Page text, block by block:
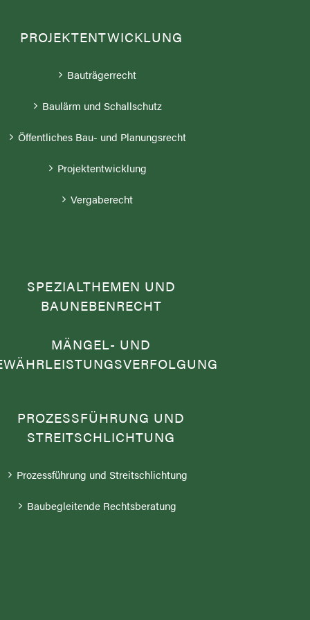
PROJEKTENTWICKLUNG
Bauträgerrecht
Baulärm und Schallschutz
Öffentliches Bau- und Planungsrecht
Projektentwicklung
Vergaberecht
SPEZIALTHEMEN UND
BAUNEBENRECHT
MÄNGEL- UND
PROZESSFÜHRUNG UND
STREITSCHLICHTUNG
Prozessführung und Streitschlichtung
Baubegleitende Rechtsberatung